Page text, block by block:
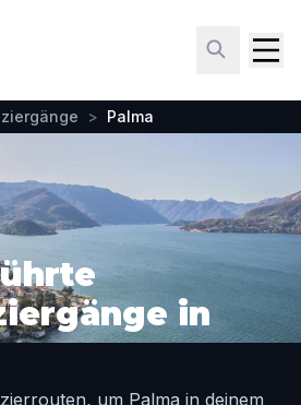
> Palma
in
um Palma in deinem